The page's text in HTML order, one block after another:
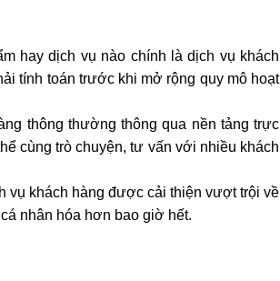
hay dịch vụ nào chính là dịch vụ khách
tính toán trước khi mở rộng quy mô hoạt
thông thường thông qua nền tảng trực
cùng trò chuyện, tư vấn với nhiều khách
vụ khách hàng được cải thiện vượt trội về
nhân hóa hơn bao giờ hết.